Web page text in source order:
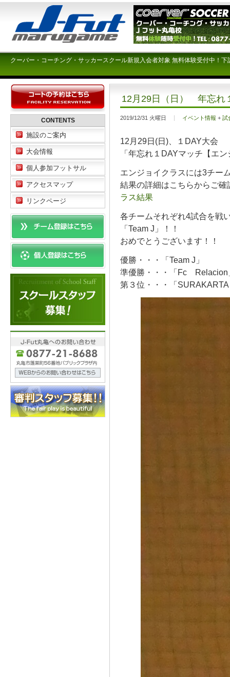
クーバー・コーチング・サッカースクール新規入会者対象 無料体験受付中！
12月29日（日） 年忘れ
2019/12/31 火曜日 イベント情報 + 試
12月29日(日)、１DAY大会
「年忘れ１DAYマッチ【エ
エンジョイクラスには3チー
結果の詳細はこちらからご
ラス結果
各チームそれぞれ4試合を戦
「Team J」！！
おめでとうございます！！
優勝・・・「Team J」
準優勝・・・「Fc Relacion
第３位・・・「
CONTENTS
施設のご案内
大会情報
個人参加フットサル
アクセスマップ
リンクページ